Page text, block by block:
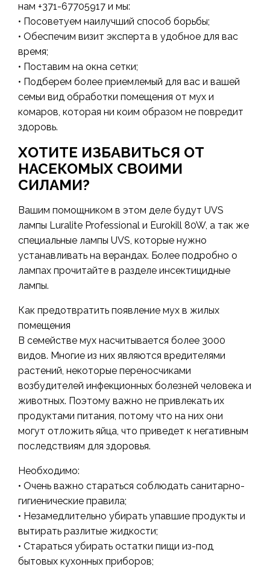
нам +371-67705917 и мы:
• Посоветуем наилучший способ борьбы;
• Обеспечим визит эксперта в удобное для вас
время;
• Поставим на окна сетки;
• Подберем более приемлемый для вас и вашей
семьи вид обработки помещения от мух и
комаров, которая ни коим образом не повредит
здоровь.
ХОТИТЕ ИЗБАВИТЬСЯ ОТ
НАСЕКОМЫХ СВОИМИ
СИЛАМИ?
Вашим помощником в этом деле будут UVS
лампы Luralite Professional и Eurokill 80W, а так же
специальные лампы UVS, которые нужно
устанавливать на верандах. Более подробно о
лампах прочитайте в разделе инсектицидные
лампы.
Как предотвратить появление мух в жилых
помещения
В семействе мух насчитывается более 3000
видов. Многие из них являются вредителями
растений, некоторые переносчиками
возбудителей инфекционных болезней человека и
животных. Поэтому важно не привлекать их
продуктами питания, потому что на них они
могут отложить яйца, что приведет к негативным
последствиям для здоровья.
Необходимо:
• Очень важно стараться соблюдать санитарно-
гигиенические правила;
• Незамедлительно убирать упавшие продукты и
вытирать разлитые жидкости;
• Стараться убирать остатки пищи из-под
бытовых кухонных приборов;